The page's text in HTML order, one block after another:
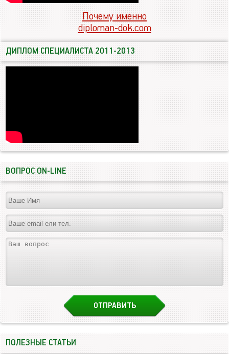
Почему именно
diploman-dok.com
ДИПЛОМ СПЕЦИАЛИСТА 2011-2013
ВОПРОС ON-LINE
ПОЛЕЗНЫЕ СТАТЬИ